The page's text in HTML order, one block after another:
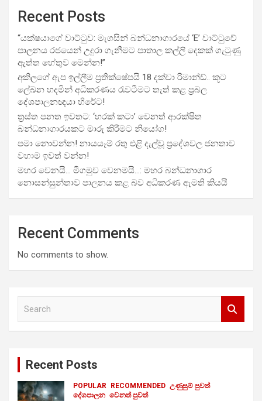
Recent Posts
“යක්ෂයාගේ වාට්ටුව: මැගසින් බන්ධනාගාරයේ ‘E’ වාට්ටුවේ
පාලනය රජයෙන් උදුරා ගැනීමට පාතාල කල්ලි දෙකක් ගැටුණු
ඇත්ත හේතුව මෙන්න!”
අකිලගේ ඇප ඉල්ලීම ප්‍රතික්ෂේපයි 18 දක්වා රිමාන්ඩ්.. කූට
ලේඛන හදමින් අධිකරණය රැවටීමට තැත් කළ ප්‍රබල
දේශපාලනඥයා හිරේට!
ත්‍රස්ත පනත ඉවතට: ‘හරක් කටා’ වෙනත් ආරක්ෂිත
බන්ධනාගාරයකට මාරු කිරීමට නියෝග!
පමා නොවන්න! නායයෑම් රතු එළි දැල්වූ ප්‍රදේශවල ජනතාව
වහාම ඉවත් වන්න!
මහර වෙනයි… මීගමුව වෙනමයි…: මහර බන්ධනාගාර
නොසන්සුන්තාව පාලනය කළ බව අධිකරණ ඇමති කියයි
Recent Comments
No comments to show.
Recent Posts
POPULAR RECOMMENDED උණුසුම් පුවත්
දේශපාලන වෙනත් පුවත්